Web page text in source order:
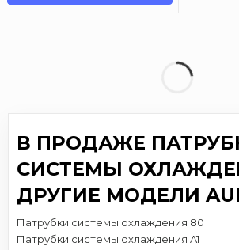
В ПРОДАЖЕ
СИСТЕМЫ
ДРУГИЕ МОДЕЛИ
Патрубки системы охлаждения 80
Патрубки системы охлаждения A1